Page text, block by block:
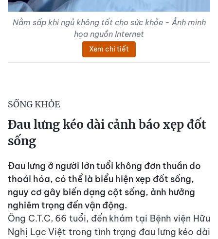
Nằm sấp khi ngủ không tốt cho sức khỏe - Ảnh minh
họa nguồn Internet
Xem chi tiết
SỐNG KHỎE
Đau lưng kéo dài cảnh báo xẹp đốt
sống
Đau lưng ở người lớn tuổi không đơn thuần do
thoái hóa, có thể là biểu hiện xẹp đốt sống,
nguy cơ gây biến dạng cột sống, ảnh hưởng
nghiêm trọng đến vận động.
Ông C.T.C, 66 tuổi, đến khám tại Bệnh viện Hữu
Nghị Lạc Việt trong tình trạng đau lưng kéo dài